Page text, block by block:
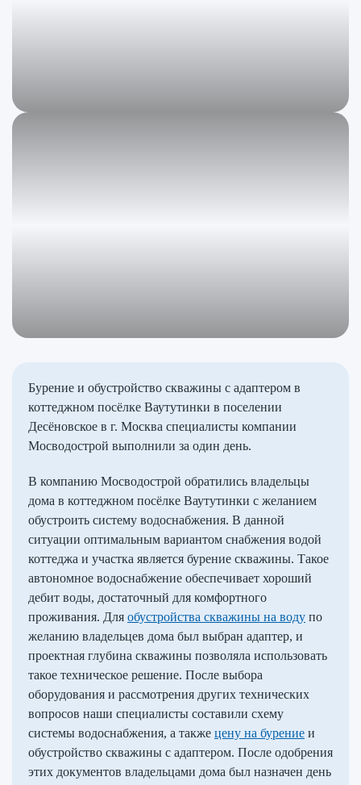
Бурение и обустройство скважины с адаптером в
коттеджном посёлке Ваутутинки в поселении
Десёновское в г. Москва специалисты компании
Мосводострой выполнили за один день.
В компанию Мосводострой обратились владельцы
дома в коттеджном посёлке Ваутутинки с желанием
обустроить систему водоснабжения. В данной
ситуации оптимальным вариантом снабжения водой
коттеджа и участка является бурение скважины. Такое
автономное водоснабжение обеспечивает хороший
дебит воды, достаточный для комфортного
проживания. Для обустройства скважины на воду по
желанию владельцев дома был выбран адаптер, и
проектная глубина скважины позволяла использовать
такое техническое решение. После выбора
оборудования и рассмотрения других технических
вопросов наши специалисты составили схему
системы водоснабжения, а также цену на бурение и
обустройство скважины с адаптером. После одобрения
этих документов владельцами дома был назначен день